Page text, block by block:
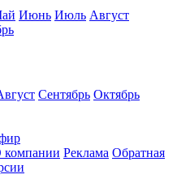
Июнь Июль Август
Сентябрь Октябрь
компании Реклама Обратная